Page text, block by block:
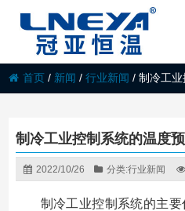
首页 / 新闻 /行业新闻 /制冷工
制冷工业控制系统的温度
2022/10/26 分类:行业新闻
制冷工业控制系统的主